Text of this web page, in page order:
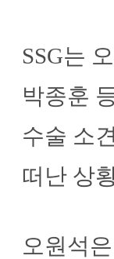
SSG는
박종훈
수술 소
떠난 상
오원석